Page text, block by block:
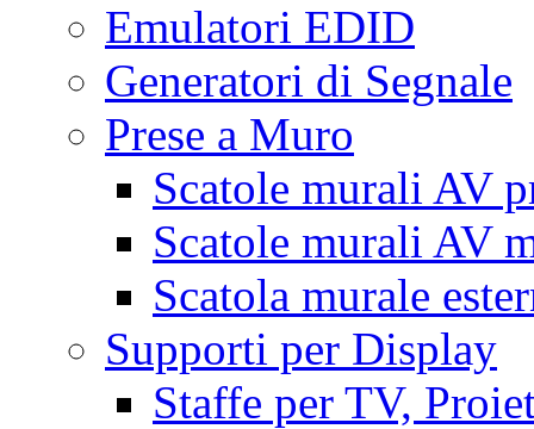
Emulatori EDID
Generatori di Segnale
Prese a Muro
Scatole murali AV
Scatole murali AV
Scatola murale
Supporti per Display
Staffe per TV,